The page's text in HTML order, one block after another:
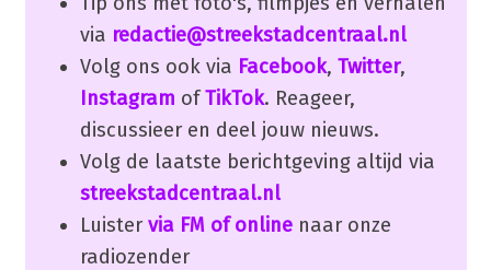
via redactie@streekstadcentraal.nl
Volg ons ook via Facebook, Twitter,
Instagram ofTikTok. Reageer,
discussieer en deel jouw nieuws.
Volg de laatste berichtgeving altijd via
streekstadcentraal.nl
Luister via FM of onlinenaar onze
radiozender